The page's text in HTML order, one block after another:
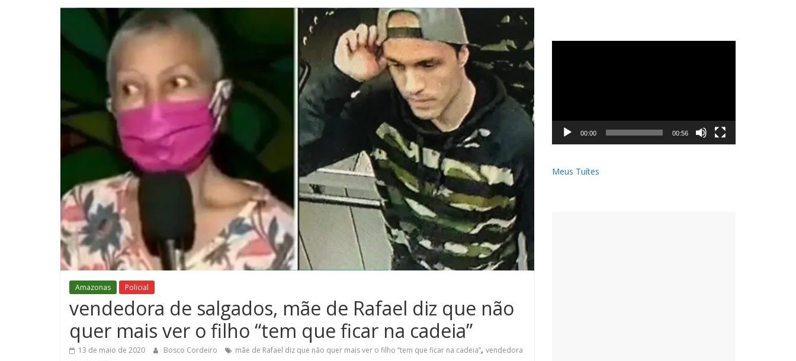
Amazonas Policial
vendedora de salgados, mãe de Rafael diz que não
quer mais ver o filho “tem que ficar na cadeia”
13 de maio de 2020 Bosco Cordeiro mãe de Rafael diz que não quer mais ver o filho “tem que ficar na cadeia”, vendedora
00:00 00:56
Meus Tuítes